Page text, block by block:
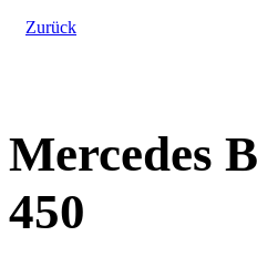
Zurück
Mercedes
450